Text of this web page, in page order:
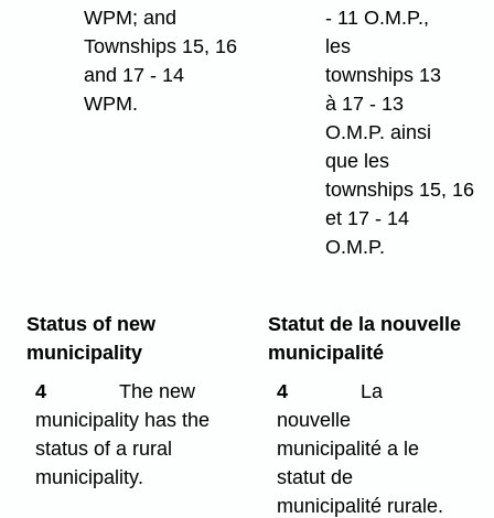
WPM; and
Townships 15, 16
and 17 - 14
WPM.
- 11 O.M.P.,
les
townships 13
à 17 - 13
O.M.P. ainsi
que les
townships 15, 16
et 17 - 14
O.M.P.
Status of new
municipality
4
The new
municipality has the
status of a rural
municipality.
Statut de la nouvelle
municipalité
4
La
nouvelle
municipalité a le
statut de
municipalité rurale.